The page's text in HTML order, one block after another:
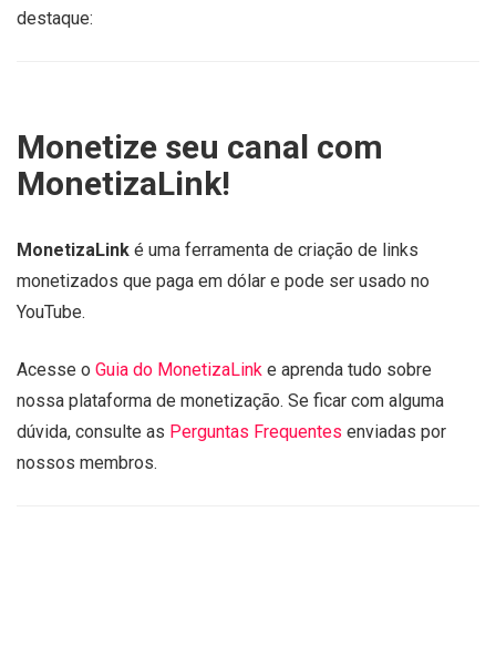
destaque:
Monetize seu canal com
MonetizaLink!
MonetizaLink é uma ferramenta de criação de links
monetizados que paga em dólar e pode ser usado no
YouTube.
Acesse o Guia do MonetizaLink e aprenda tudo sobre
nossa plataforma de monetização. Se ficar com alguma
dúvida, consulte as Perguntas Frequentes enviadas por
nossos membros.